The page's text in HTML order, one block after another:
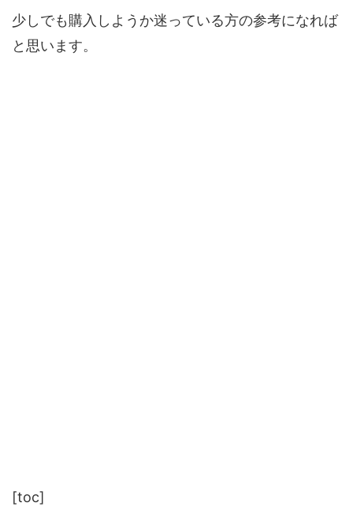
少しでも購入しようか迷っている方の参考になれば
と思います。
[toc]